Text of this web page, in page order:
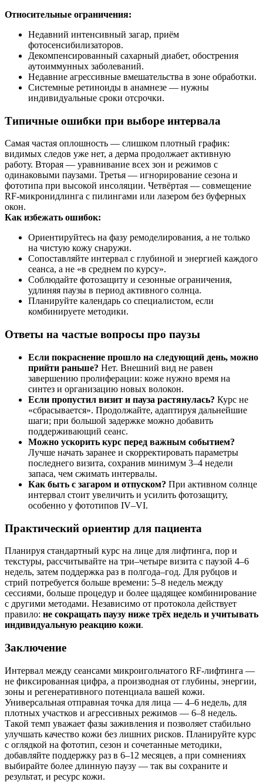
Относительные ограничения:
Недавний интенсивный загар, приём
фотосенсибилизаторов.
Декомпенсированный сахарный диабет, обострения
аутоиммунных заболеваний.
Недавние агрессивные вмешательства в зоне обработки.
Системные ретиноиды в анамнезе — нужны
индивидуальные сроки отсрочки.
Типичные ошибки при выборе интервала
Самая частая оплошность — слишком плотный график:
видимых следов уже нет, а дерма продолжает активную
работу. Вторая — уравнивание всех зон и режимов с
одинаковыми паузами. Третья — игнорирование сезона и
фототипа при высокой инсоляции. Четвёртая — совмещение
RF‑микронидлинга с пилингами или лазером без буферных
окон.
Как избежать ошибок:
Ориентируйтесь на фазу ремоделирования, а не только
на чистую кожу снаружи.
Сопоставляйте интервал с глубиной и энергией каждого
сеанса, а не «в среднем по курсу».
Соблюдайте фотозащиту и сезонные ограничения,
удлиняя паузы в период активного солнца.
Планируйте календарь со специалистом, если
комбинируете методики.
Ответы на частые вопросы про паузы
Если покраснение прошло на следующий день, можно
прийти раньше? Нет. Внешний вид не равен
завершению пролиферации: коже нужно время на
синтез и организацию новых волокон.
Если пропустил визит и пауза растянулась? Курс не
«сбрасывается». Продолжайте, адаптируя дальнейшие
шаги; при большой задержке можно добавить
поддерживающий сеанс.
Можно ускорить курс перед важным событием?
Лучше начать заранее и скорректировать параметры
последнего визита, сохранив минимум 3–4 недели
запаса, чем сжимать интервалы.
Как быть с загаром и отпуском? При активном солнце
интервал стоит увеличить и усилить фотозащиту,
особенно у фототипов IV–VI.
Практический ориентир для пациента
Планируя стандартный курс на лице для лифтинга, пор и
текстуры, рассчитывайте на три–четыре визита с паузой 4–6
недель, затем поддержка раз в полгода–год. Для рубцов и
стрий потребуется больше времени: 5–8 недель между
сессиями, больше процедур и более щадящее комбинирование
с другими методами. Независимо от протокола действует
правило: не сокращать паузу ниже трёх недель и учитывать
индивидуальную реакцию кожи.
Заключение
Интервал между сеансами микроигольчатого RF‑лифтинга —
не фиксированная цифра, а производная от глубины, энергии,
зоны и регенеративного потенциала вашей кожи.
Универсальная отправная точка для лица — 4–6 недель, для
плотных участков и агрессивных режимов — 6–8 недель.
Такой темп уважает фазы заживления и позволяет стабильно
улучшать качество кожи без лишних рисков. Планируйте курс
с оглядкой на фототип, сезон и сочетанные методики,
добавляйте поддержку раз в 6–12 месяцев, а при сомнениях
выбирайте более длинную паузу — так вы сохраните и
результат, и ресурс кожи.